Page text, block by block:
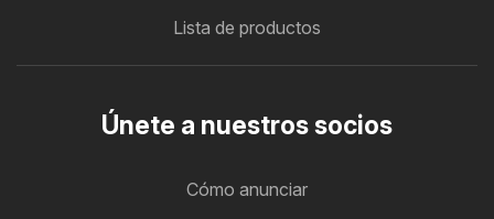
Lista de productos
Únete a nuestros socios
Cómo anunciar